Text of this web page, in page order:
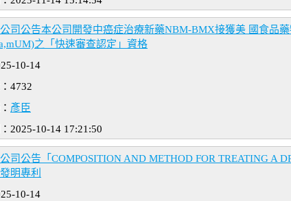
司公告本公司開發中癌症治療新藥NBM-BMX接獲美 國食品
之「快速審查認定」資格
10-14
4732
彥臣
2025-10-14 17:21:50
司公告「COMPOSITION AND METHOD FOR TREATING A
明專利
10-14